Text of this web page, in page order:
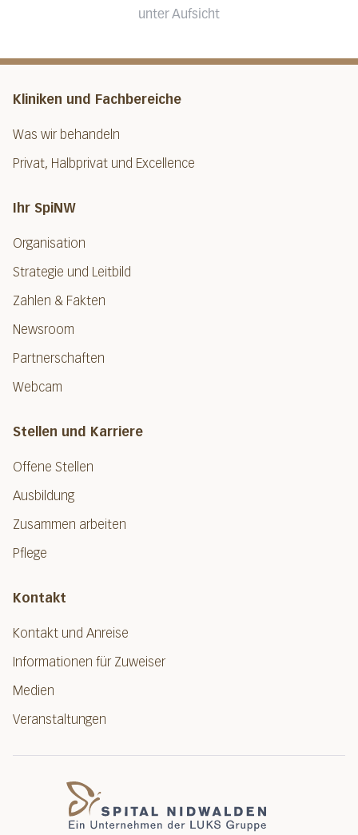
unter Aufsicht
Kliniken und Fachbereiche
Was wir behandeln
Privat, Halbprivat und Excellence
Ihr SpiNW
Organisation
Strategie und Leitbild
Zahlen & Fakten
Newsroom
Partnerschaften
Webcam
Stellen und Karriere
Offene Stellen
Ausbildung
Zusammen arbeiten
Pflege
Kontakt
Kontakt und Anreise
Informationen für Zuweiser
Medien
Veranstaltungen